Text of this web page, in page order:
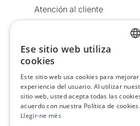
Atención al cliente
Política de Cookies
Comunicaciones
Anuncia’t
Quiero recibir la
Ese sitio web utiliza
cookies
Este sitio web usa cookies para mejorar
experiencia del usuario. Al utilizar
sitio web, usted acepta todas las
acuerdo con nuestra Política de cookies.
Llegir-ne més